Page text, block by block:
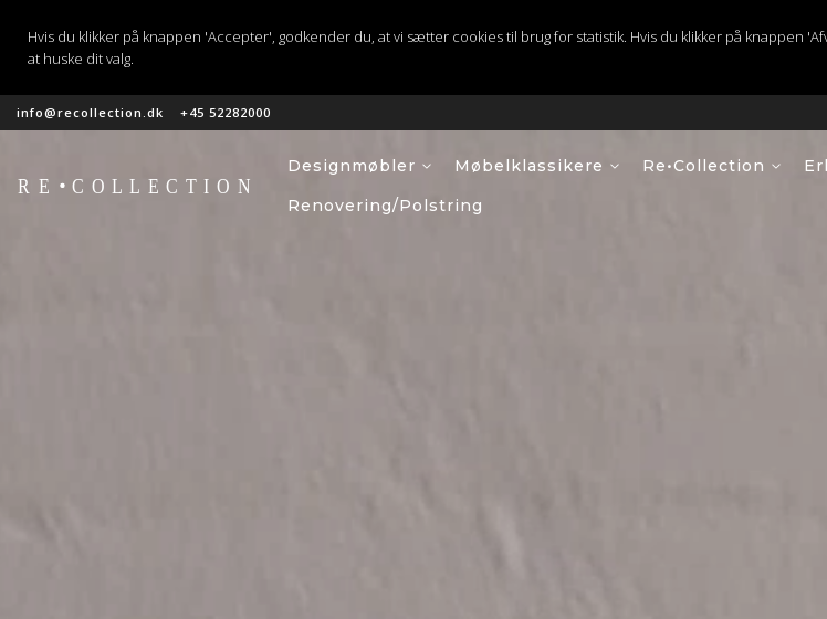
Hvis du klikker på knappen 'Accepter', godkender du, at vi sætter cookies til brug for statistik. Hvis du klikker på knappen
at huske dit valg.
info@recollection.dk +45 52282000
Hopp
Designmøbler Møbelklassikere Re•Collection
Renovering/polstring